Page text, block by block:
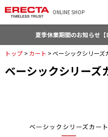
ONLINE SHOP
夏季休業期間のお知らせ【
トップ > カート >ベーシックシリーズ
ベーシックシリーズ